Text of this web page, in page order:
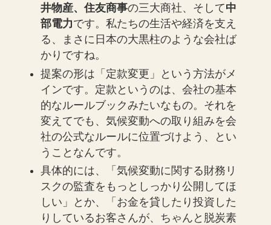
井物産、住友商事の三大商社、そして中
部電力です。私たちの生活や経済を支え
る、まさに日本の大黒柱のような会社ば
かりですね。
提案の形は「定款変更」という方法がメ
インです。定款というのは、会社の基本
的なルールブックみたいなもの。それを
変えてでも、気候変動への取り組みを会
社の公式なルールに位置づけよう、とい
うことなんです。
具体的には、「気候変動に関する財務リ
スクの監査をもっとしっかり公開してほ
しい」とか、「お金を貸したり投資した
りしているお客さんが、ちゃんと脱炭素